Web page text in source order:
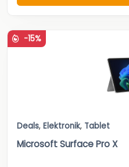
-15%
Deals, Elektronik, Tablet
Microsoft Surface Pro X